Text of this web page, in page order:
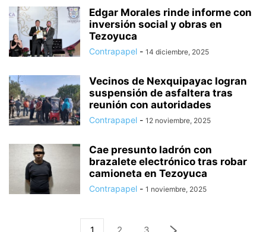
Edgar Morales rinde informe con
inversión social y obras en
Tezoyuca
Contrapapel - 14 diciembre, 2025
Vecinos de Nexquipayac logran
suspensión de asfaltera tras
reunión con autoridades
Contrapapel - 12 noviembre, 2025
Cae presunto ladrón con
brazalete electrónico tras robar
camioneta en Tezoyuca
Contrapapel - 1 noviembre, 2025